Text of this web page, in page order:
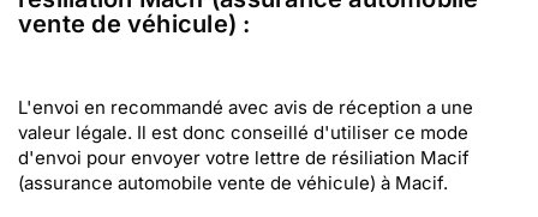
vente de véhicule) :
L'envoi en recommandé avec avis de réception a une
valeur légale. Il est donc conseillé d'utiliser ce mode
d'envoi pour envoyer votre lettre de résiliation Macif
(assurance automobile vente de véhicule) à Macif.